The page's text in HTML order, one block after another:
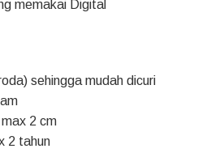
memakai Digital
sehingga mudah dicuri
2 cm
2 tahun